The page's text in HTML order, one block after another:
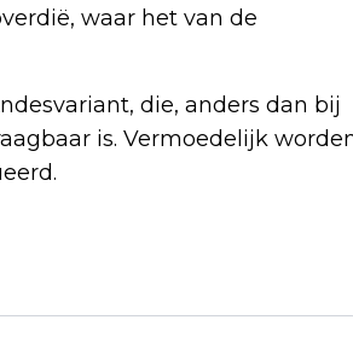
waar het van de
die, anders dan bij
is. Vermoedelijk
NOEMT